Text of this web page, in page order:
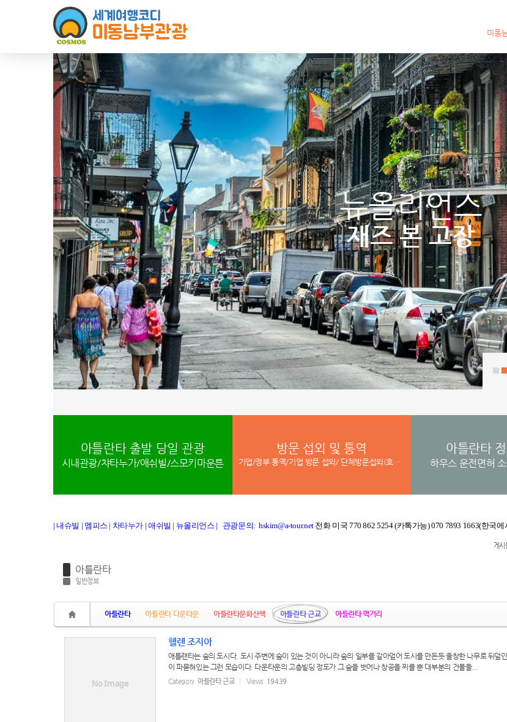
미동
뉴올리언스
재즈 본 고장
아틀란타 출발 당일 관광
시내관광/챠타누가/애쉬빌/스모키마운튼
방문 섭외 및 통역
기업/정부 통역/기업 방문 섭외/ 단체방문섭외(호텔,차량 지원) th) 통역지원 6. 학교, 병원 방문 통역 /병원
아틀란타
하우스 운전면허
| 내슈빌 | 멤피스 | 차타누가 | 애쉬빌 | 뉴올리언스 | 관광문의: hskim@a-tour.net 전화 미국 770 862 5254 (카톡가능) 070 7893 1663(한국
게시
아틀란타
일반정보
아틀란타 아틀란타 다운타운 아틀란타문화산책 아틀란타 근교 아틀란타 먹거리
No Image
헬렌 조지아
애틀랜타는 숲의 도시다. 도시 주변에 숲이 있는 것이 아니라 숲의 일부를 갈아엎어 도시를 만든듯 울창한 나무로 뒤덮
이 파묻혀있는 그런 모습이다. 다운타운의 고층빌딩 정도가 그 숲을 벗어나 창공을 찌를 뿐 대부분의 건물들...
Category 아틀란타 근교 Views 19439